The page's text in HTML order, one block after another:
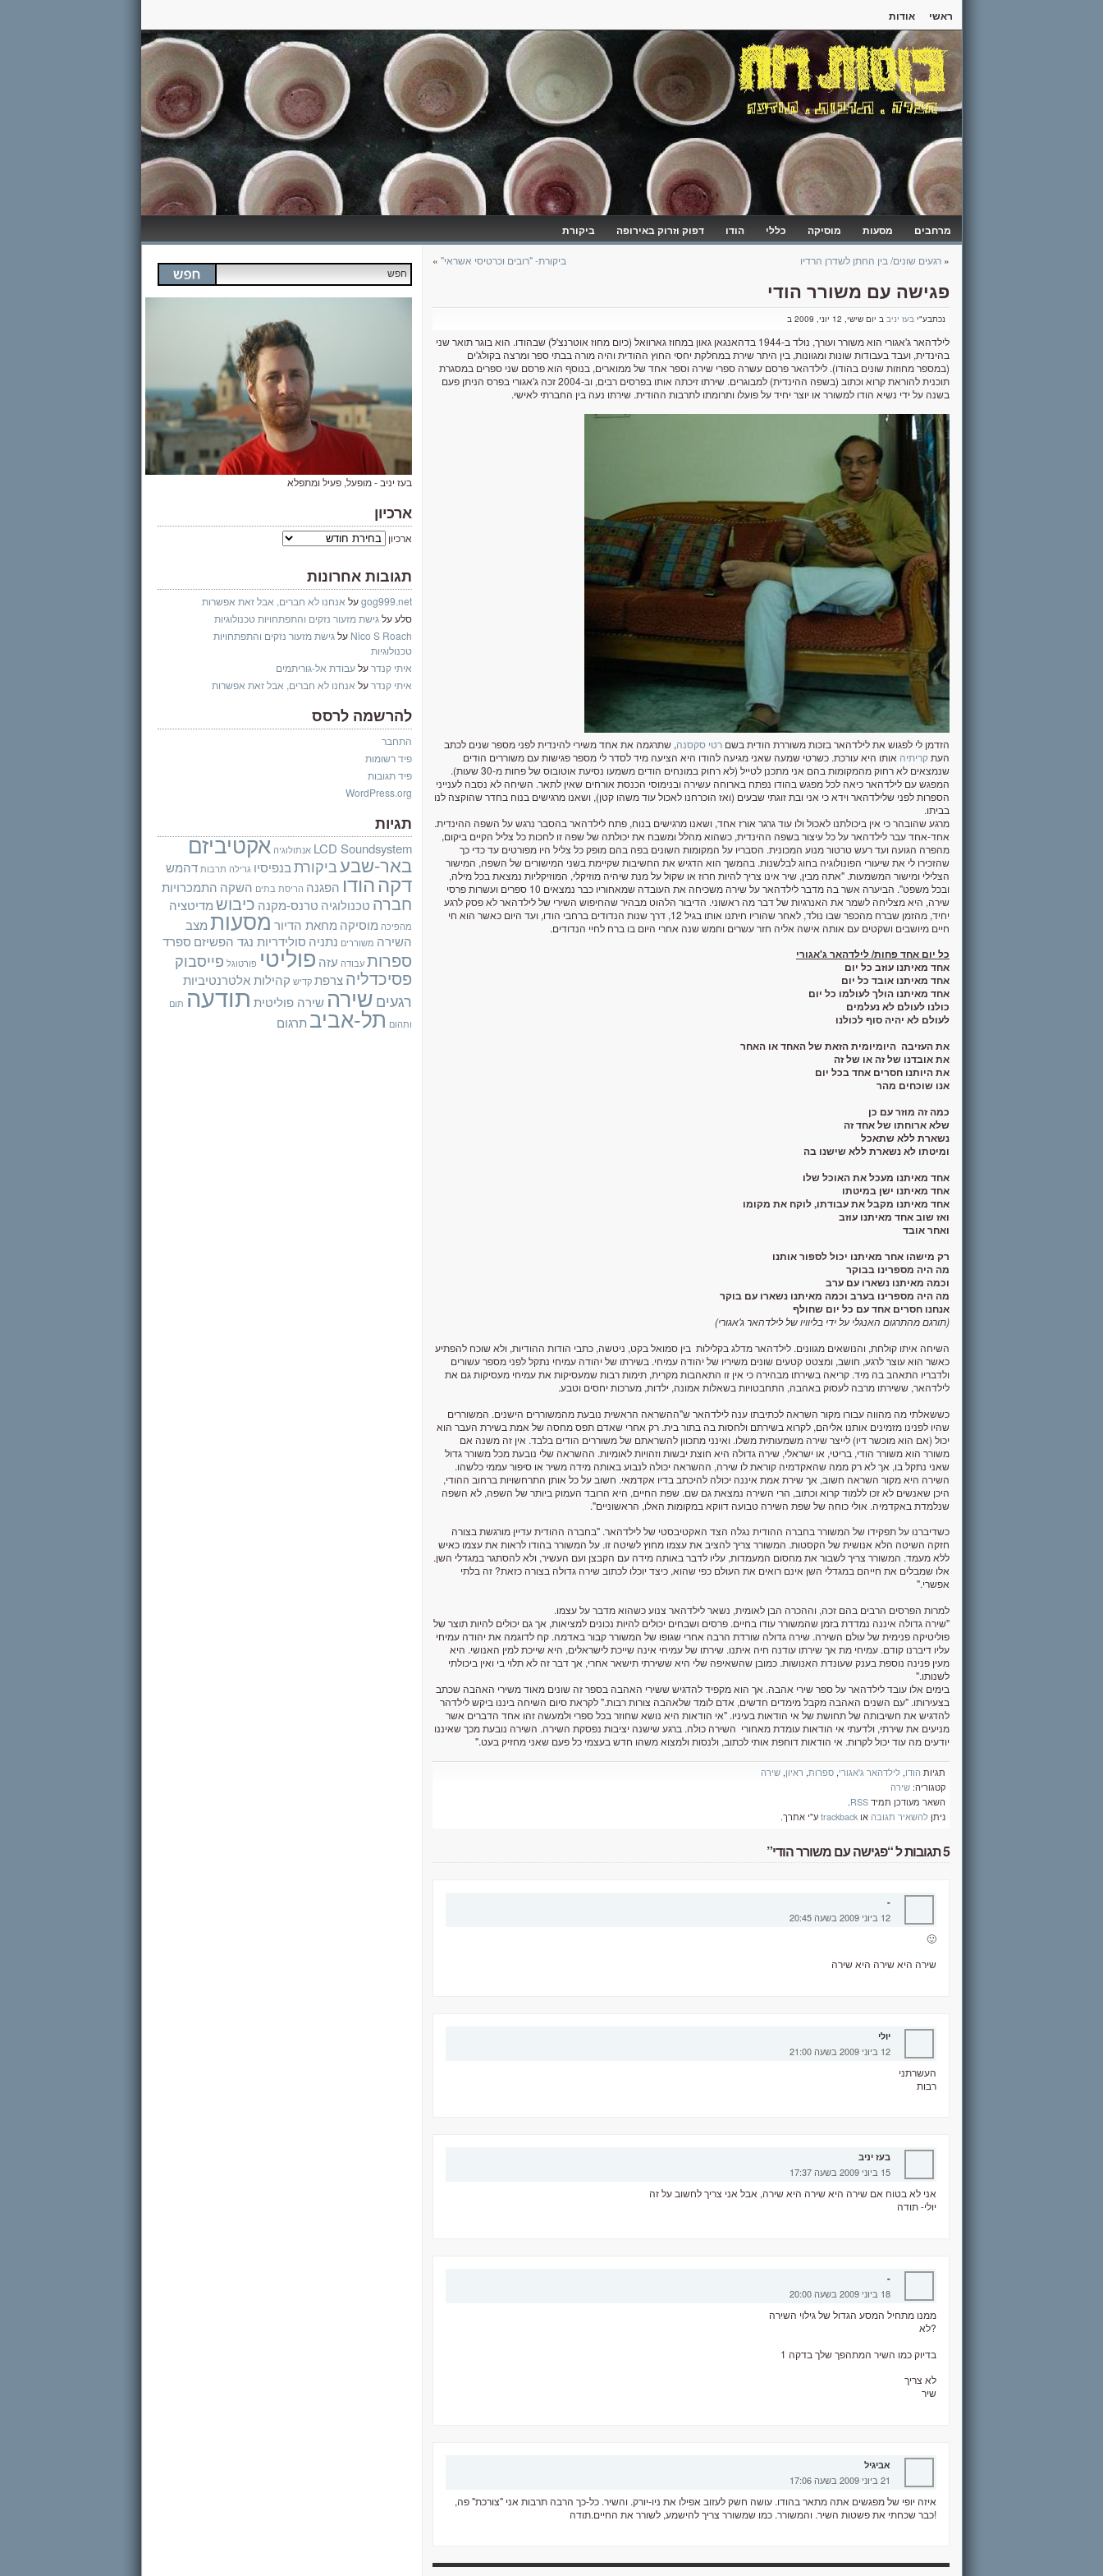
ראשי אודות
ביקורת דפוק וזרוק באירופה הודו כללי מוסיקה מסעות מרחבים
« רגעים שונים/ בין החתן לשדרן הרדיו ביקורת- "רובים וכרטיסי אשראי" »
פגישה עם משורר הודי
נכתבע"י בעז יניב ב יום שישי, 12 יוני, 2009 ב
לילדהאר ג'אגורי הוא משורר ועורך, נולד ב-1944 בדהאנגאן גאון במחוז גארוואל (כיום מחוז אוטרנצ'ל) שבהודו. הוא בוגר תואר שני
בהינדית, ועבד בעבודות שונות ומגוונות, בין היתר שירת במחלקת יחסי החוץ ההודית והיה מורה בבתי ספר ומרצה בקולג'ים
(במספר מחוזות שונים בהודו). לילדהאר פרסם עשרה ספרי שירה וספר אחד של ממוארים, בנוסף הוא פרסם שני ספרים במסגרת
תוכנית להוראת קרוא וכתוב (בשפה ההינדית) למבוגרים. שירתו זיכתה אותו בפרסים רבים, וב-2004 זכה ג'אגורי בפרס הניתן פעם
בשנה על ידי נשיא הודו למשורר או יוצר יחיד על פועלו ותרומתו לתרבות ההודית. שירתו נעה בין החברתי לאישי.
הזדמן לי לפגוש את לילדהאר בזכות משוררת הודית בשם רטי סקסנה, שתרגמה את אחד משירי להינדית לפני מספר שנים לכתב
העתקריתיה אותו היא עורכת. כשרטי שמעה שאני מגיעה להודו היא הציעה מיד לסדר לי מספר פגישות עם משוררים הודים
שנמצאים לא רחוק מהמקומות בהם אני מתכנן לטייל (לא רחוק במונחים הודים משמעו נסיעת אוטובוס של פחות מ-30 שעות).
המפגש עם לילדהאר כיאה לכל מפגש בהודו נפתח בארוחה עשירה ובנימוסי הכנסת אורחים שאין לתאר. השיחה לא נסבה לענייני
הספרות לפני שלילדהאר וידא כי אני ובת זוגתי שבעים (ואז הוכרחנו לאכול עוד משהו קטן), ושאנו מרגישים בנוח בחדר שהוקצה לנו
בביתו.
מרגע שהובהר כי אין ביכולתנו לאכול ולו עוד גרגר אורז אחד, ושאנו מרגישים בנוח, פתח לילדהאר בהסבר נרגש על השפה ההינדית.
אחד-אחד עבר לילדהאר על כל עיצור בשפה ההינדית, כשהוא מהלל ומשבח את יכולתה של שפה זו לחכות כל צליל הקיים ביקום,
מהפרה הגועה ועד רעש טרטור מנוע המכונית. הסבריו על המקומות השונים בפה בהם מופק כל צליל היו מפורטים עד כדי כך
שהזכירו לי את שיעורי הפונולוגיה בחוג לבלשנות. בהמשך הוא הדגיש את החשיבות שקיימת בשני המישורים של השפה, המישור
הצלילי ומישור המשמעות. "אתה מבין, שיר אינו צריך להיות חרוז או שקול על מנת שיהיה מוזיקלי, המוזיקליות נמצאת בכל מילה,
ובכל משפט". הביערה אשר בה מדבר לילדהאר על שירה משכיחה את העובדה שמאחוריו כבר נמצאים 10 ספרים ועשרות פרסי
שירה, היא מצליחה לשמר את האנרגיות של דבר מה ראשוני. הדיבור הלהוט מבהיר שהחיפוש השירי של לילדהאר לא פסק לרגע
יחיד, מהזמן שברח מהכפר שבו נולד, לאחר שהוריו חיתנו אותו בגיל 12, דרך שנות הנדודים ברחבי הודו, ועד היום כאשר הוא חי
חיים מיושבים ושקטים עם אותה אישה אליה חזר עשרים וחמש שנה אחרי היום בו ברח לחיי הנדודים.
כל יום אחד פחות/ לילדהאר ג'אגורי
אחד מאיתנו עוזב כל יום
אחד מאיתנו אובד כל יום
אחד מאיתנו הולך לעולמו כל יום
כולנו לעולם לא נעלמים
לעולם לא יהיה סוף לכולנו
את העזיבה היומיומית הזאת של האחד או האחר
את אובדנו של זה או של זה
את היותנו חסרים אחד בכל יום
אנו שוכחים מהר
כמה זה מוזר עם כן
שלא ארוחתו של אחד זה
נשארת ללא שתאכל
ומיטתו לא נשארת ללא שישנו בה
אחד מאיתנו מעכל את האוכל שלו
אחד מאיתנו ישן במיטתו
אחד מאיתנו מקבל את עבודתו, לוקח את מקומו
ואז שוב אחד מאיתנו עוזב
ואחר אובד
רק מישהו אחר מאיתנו יכול לספור אותנו
מה היה מספרינו בבוקר
וכמה מאיתנו נשארו עם ערב
מה היה מספרינו בערב וכמה מאיתנו נשארו עם בוקר
אנחנו חסרים אחד עם כל יום שחולף
(תורגם מהתרגום האנגלי על ידי בליוויו של לילדהאר ג'אגורי)
השיחה איתו קולחת, והנושאים מגוונים. לילדהאר מדלג בקלילות בין סמואל בקט, ניטשה, כתבי הודות ההודיות, ולא שוכח להפתיע
כאשר הוא עוצר לרגע, חושב, ומצטט קטעים שונים משיריו של יהודה עמיחי. בשירתו של יהודה עמיחי נתקל לפני מספר עשורים
ולדבריו התאהב בה מיד. קריאה בשירתו מבהירה כי אין זו התאהבות מקרית, תימות רבות שמעסיקות את עמיחי מעסיקות גם את
לילדהאר, ששירתו מרבה לעסוק באהבה, התחבטויות בשאלות אמונה, ילדות, מערכות יחסים וטבע.
כששאלתי מה מהווה עבורו מקור השראה לכתיבתו ענה לילדהאר ש"ההשראה הראשית נובעת מהמשוררים הישנים. המשוררים
שהיו לפנינו מזמינים אותנו אליהם, לקרוא בשירתם ולחסות בה בתור בית. רק אחרי שאדם תפס מחסה של אמת בשירת העבר הוא
יכול (אם הוא מוכשר דיו) לייצר שירה משמעותית משלו. ואינני מתכוון להשראתם של משוררים הודים בלבד. אין זה משנה אם
משורר הוא משורר הודי, בריטי, או ישראלי, שירה גדולה היא חוצת יבשות וזהויות לאומיות. ההשראה שלי נובעת מכל משורר גדול
שאני נתקל בו, אך לא רק ממה שהאקדמיה קוראת לו שירה, ההשראה יכולה לנבוע באותה מידה משיר או סיפור עממי כלשהו.
השירה היא מקור השראה חשוב, אך שירת אמת איננה יכולה להיכתב בדיו אקדמאי. חשוב על כל אותן התרחשויות ברחוב ההודי,
היכן שאנשים לא זכו ללמוד קרוא וכתוב, הרי השירה נמצאת גם שם. שפת החיים, היא הרובד העמוק ביותר של השפה, לא השפה
שנלמדת באקדמיה. אולי כוחה של שפת השירה טבועה דווקא במקומות האלו, הראשוניים".
כשדיברנו על תפקידו של המשורר בחברה ההודית נגלה הצד האקטיבסטי של לילדהאר. "בחברה ההודית עדיין מורגשת בצורה
חזקה השיטה הלא אנושית של הקסטות. המשורר צריך להציב את עצמו מחוץ לשיטה זו. על המשורר בהודו לראות את עצמו כאיש
ללא מעמד. המשורר צריך לשבור את מחסום המעמדות, עליו לדבר באותה מידה עם הקבצן ועם העשיר, ולא להסתגר במגדלי השן.
אלו שמבלים את חייהם במגדלי השן אינם רואים את העולם כפי שהוא, כיצד יוכלו לכתוב שירה גדולה בצורה כזאת? זה בלתי
אפשרי."
למרות הפרסים הרבים בהם זכה, וההכרה הבן לאומית, נשאר לילדהאר צנוע כשהוא מדבר על עצמו.
"שירה גדולה איננה נמדדת בזמן שהמשורר עודו בחיים. פרסים ושבחים יכולים להיות נכונים למציאות, אך גם יכולים להיות תוצר של
פוליטיקה פנימית של עולם השירה. שירה גדולה שורדת הרבה אחרי שגופו של המשורר קבור באדמה. קח לדוגמה את יהודה עמיחי
עליו דיברנו קודם. עמיחי מת אך שירתו עודנה חיה איתנו. שירתו של עמיחי אינה שייכת לישראלים, היא שייכת למין האנושי. היא
מעין פנינה נוספת בענק שעונדת האנושות. כמובן שהשאיפה שלי היא ששירתי תישאר אחרי, אך דבר זה לא תלוי בי ואין ביכולתי
לשנותו."
בימים אלו עובד לילדהאר על ספר שירי אהבה. אך הוא מקפיד להדגיש ששירי האהבה בספר זה שונים מאוד משירי האהבה שכתב
בצעירותו. "עם השנים האהבה מקבל מימדים חדשים, אדם לומד שלאהבה צורות רבות." לקראת סיום השיחה ביננו ביקש לילדהר
להדגיש את חשיבותה של תחושת של אי הודאות בעיניו. "אי הודאות היא נושא שחוזר בכל ספרי ולמעשה זהו אחד הדברים אשר
מניעים את שירתי, ולדעתי אי הודאות עומדת מאחורי השירה כולה. ברגע שישנה יציבות נפסקת השירה. השירה נובעת מכך שאיננו
יודעים מה עוד יכול לקרות. אי הודאות דוחפת אותי לכתוב, ולנסות ולמצוא משהו חדש בעצמי כל פעם שאני מחזיק בעט."
תגיות הודו לילדהאר ג'אגורי ספרות ראיון שירה
קטגוריה: שירה
השאר מעודכן תמיד RSS
ניתן להשאיר תגובה או trackback ע"י אתרך.
5 תגובות ל “פגישה עם משורר הודי”
-
12 ביוני 2009 בשעה 20:45
🙂
שירה היא שירה היא שירה
יולי
12 ביוני 2009 בשעה 21:00
העשרתני
רבות
בעז יניב
15 ביוני 2009 בשעה 17:37
אני לא בטוח אם שירה היא שירה היא שירה, אבל אני צריך לחשוב על זה
יולי- תודה
-
18 ביוני 2009 בשעה 20:00
ממנו מתחיל המסע הגדול של גילוי השירה
לא?
בדיוק כמו השיר המתהפך שלך בדקה 1
לא צריך
שיר
אביגיל
21 ביוני 2009 בשעה 17:06
איזה יופי של מפגשים אתה מתאר בהודו. עושה חשק לעזוב אפילו את ניו-יורק. והשיר. כל-כך הרבה תרבות אני "צורכת" פה,
כבר שכחתי את פשטות השיר. והמשורר. כמו שמשורר צריך להישמע, לשורר את החיים.תודה!
בעז יניב - מופעל, פעיל ומתפלא
ארכיון
ארכיון
תגובות אחרונות
gog999.netעל אנחנו לא חברים, אבל זאת אפשרות
סלעעלגישת מזעור נזקים והתפתחויות טכנולוגיות
Nico S Roach עלגישת מזעור נזקים והתפתחויות
טכנולוגיות
איתי קנדרעלעבודת אל-גוריתמים
איתי קנדרעל אנחנו לא חברים, אבל זאת אפשרות
להרשמה לרסס
התחבר
פיד רשומות
פיד תגובות
WordPress.org
תגיות
LCD Soundsystem אנתולוגיה אקטיביזם
באר-שבעביקורתבנפיסיו גרילה תרבות דהמש
דקההודו הפגנה הריסת בתים השקה התמכרויות
חברה טכנולוגיה טרנס-מקנה כיבושמדיטציה
מהפיכה מוסיקה מחאת הדיור מסעותמצב
השירה משוררים נתניה סולידריות נגד הפשיזם ספרד
ספרות עבודה עזהפוליטי פורטוגל פייסבוק
פסיכדליהצרפת קדיש קהילות אלטרנטיביות
רגעים שירה שירה פוליטיתתודעה תום
ותהום תל-אביב תרגום